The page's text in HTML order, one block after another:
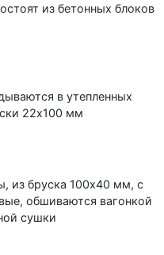
из бетонных блоков
в утепленных
22х100 мм
из бруска 100х40 мм, с
обшиваются вагонкой
сушки